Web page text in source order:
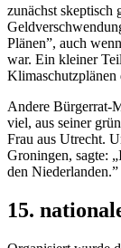
zunächst skeptisch
Plänen”, auch
war. Ein kleiner
Klimaschutzplänen
Andere Bürgerrat-
viel, aus seiner
Frau aus Utrecht.
Groningen, sagte:
den Niederlanden.”
15.